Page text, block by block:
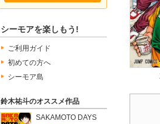
シーモアを楽しもう!
ご利用ガイド
初めての方へ
シーモア島
鈴木祐斗のオススメ作品
SAKAMOTO DAYS